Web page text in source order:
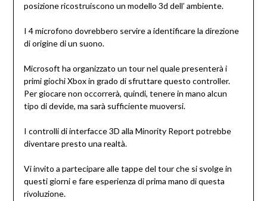
posizione ricostruiscono un modello 3d dell’ ambiente.
I 4 microfono dovrebbero servire a identificare la direzione
di origine di un suono.
Microsoft ha organizzato un tour nel quale presenterà i
primi giochi Xbox in grado di sfruttare questo controller.
Per giocare non occorrerà, quindi, tenere in mano alcun
tipo di devide, ma sarà sufficiente muoversi.
I controlli di interfacce 3D alla Minority Report potrebbe
diventare presto una realtà.
Vi invito a partecipare alle tappe del tour che si svolge in
questi giorni e fare esperienza di prima mano di questa
rivoluzione.